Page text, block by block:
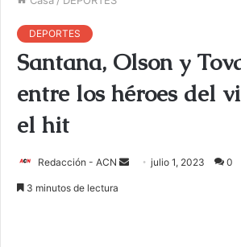
DEPORTES
Santana, Olson y
entre los héroes del
el hit
Redacción - ACN julio 1, 2023 0
3 minutos de lectura